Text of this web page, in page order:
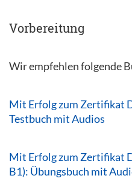
Vorbereitung
Wir empfehlen folgende
Mit Erfolg zum Zertifikat
Testbuch mit Audios
Mit Erfolg zum Zertifikat
B1): Übungsbuch mit